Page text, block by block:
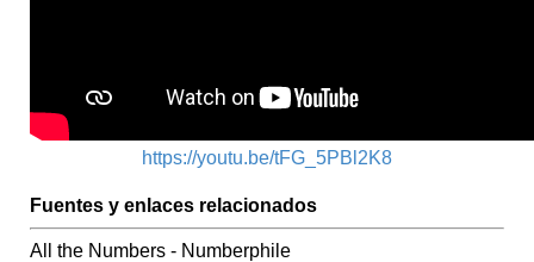
https://youtu.be/tFG_5PBl2K8
Fuentes y enlaces relacionados
All the Numbers - Numberphile